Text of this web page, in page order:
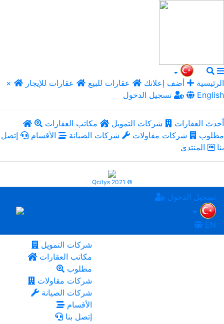
× الرئيسية أضف إعلانك عقارات للبيع
عقارات للإيجار
تسجيل الدخول
English
أحدث العقارات شركات التمويل
مكاتب العقارات
مطلوب
شركات مقاولات شركات الصيانة الأقسام
إتصل
بنا
المنتدى
Qcitys 2021 ©
تسجيل الدخول
EN
شركات التمويل
مكاتب العقارات
مطلوب
شركات مقاولات
شركات الصيانة
الأقسام
إتصل بنا